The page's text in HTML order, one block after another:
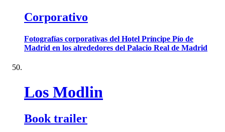
Corporativo
Fotografías corporativas del Hotel Príncipe Pío de
Madrid en los alrededores del Palacio Real de Madrid
Los Modlin
Book trailer